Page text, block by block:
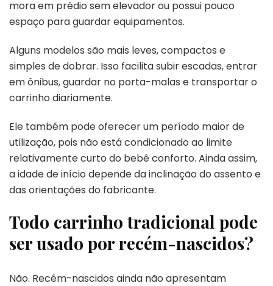
mora em prédio sem elevador ou possui pouco
espaço para guardar equipamentos.
Alguns modelos são mais leves, compactos e
simples de dobrar. Isso facilita subir escadas, entrar
em ônibus, guardar no porta-malas e transportar o
carrinho diariamente.
Ele também pode oferecer um período maior de
utilização, pois não está condicionado ao limite
relativamente curto do bebê conforto. Ainda assim,
a idade de início depende da inclinação do assento e
das orientações do fabricante.
Todo carrinho tradicional pode
ser usado por recém-nascidos?
Não. Recém-nascidos ainda não apresentam